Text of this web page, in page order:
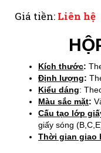
Giá tiền: Liên hệ
Kích thước:
Định lượng:
Kiểu dáng:
Màu sắc mặt:
Cấu tạo lớp
giấy sóng
Thời gian giao